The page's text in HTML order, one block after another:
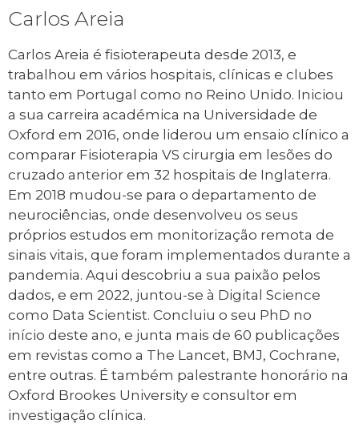
Carlos Areia
Carlos Areia é fisioterapeuta desde 2013, e
trabalhou em vários hospitais, clínicas e clubes
tanto em Portugal como no Reino Unido. Iniciou
a sua carreira académica na Universidade de
Oxford em 2016, onde liderou um ensaio clínico a
comparar Fisioterapia VS cirurgia em lesões do
cruzado anterior em 32 hospitais de Inglaterra.
Em 2018 mudou-se para o departamento de
neurociências, onde desenvolveu os seus
próprios estudos em monitorização remota de
sinais vitais, que foram implementados durante a
pandemia. Aqui descobriu a sua paixão pelos
dados, e em 2022, juntou-se à Digital Science
como Data Scientist. Concluiu o seu PhD no
início deste ano, e junta mais de 60 publicações
em revistas como a The Lancet, BMJ, Cochrane,
entre outras. É também palestrante honorário na
Oxford Brookes University e consultor em
investigação clínica.